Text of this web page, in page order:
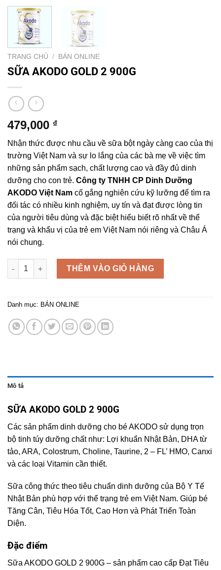
TRANG CHỦ / BÁN ONLINE
SỮA AKODO GOLD 2 900G
479,000 ₫
Nhận thức được nhu cầu về sữa bột ngày càng cao của thị
trường Việt Nam và sự lo lắng của các bà mẹ về việc tìm
những sản phẩm sạch, chất lượng cao và đầy đủ dinh
dưỡng cho con trẻ. Công ty TNHH CP Dinh Dưỡng
AKODO Việt Nam cố gắng nghiên cứu kỹ lưỡng để tìm ra
đối tác có nhiều kinh nghiệm, uy tín và đạt được lòng tin
của người tiêu dùng và đặc biệt hiểu biết rõ nhất về thể
trạng và khẩu vị của trẻ em Việt Nam nói riêng và Châu Á
nói chung.
SỮA AKODO GOLD 2 900G số lượng
THÊM VÀO GIỎ HÀNG
Danh mục: BÁN ONLINE
Mô tả
SỮA AKODO GOLD 2 900G
Các sản phẩm dinh dưỡng cho bé AKODO sử dụng trọn
bộ tinh túy dưỡng chất như: Lợi khuẩn Nhật Bản, DHA từ
tảo, ARA, Colostrum, Choline, Taurine, 2 – FL’ HMO, Canxi
và các loại Vitamin cần thiết.
Sữa công thức theo tiêu chuẩn dinh dưỡng của Bộ Y Tế
Nhật Bản phù hợp với thể trạng trẻ em Việt Nam. Giúp bé
Tăng Cân, Tiêu Hóa Tốt, Cao Hơn và Phát Triển Toàn
Diện.
Đặc điểm
Sữa AKODO GOLD 2 900G – sản phẩm cao cấp Đạt Tiêu